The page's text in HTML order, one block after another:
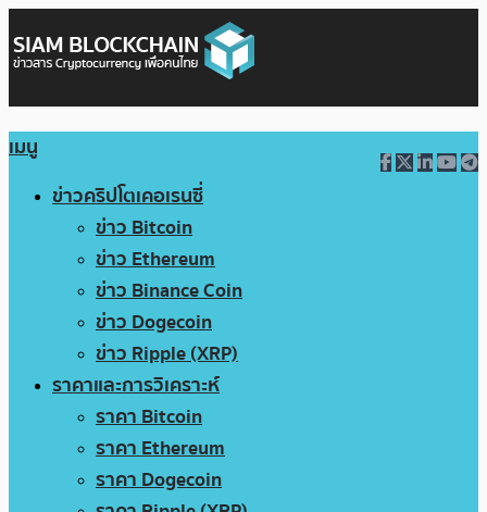
เมนู
ข่าวคริปโตเคอเรนซี่
ข่าว Bitcoin
ข่าว Ethereum
ข่าว Binance Coin
ข่าว Dogecoin
ข่าว Ripple (XRP)
ราคาและการวิเคราะห์
ราคา Bitcoin
ราคา Ethereum
ราคา Dogecoin